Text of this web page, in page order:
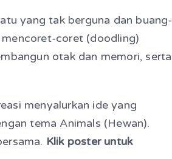
yang tak berguna dan buang-
coret (doodling)
otak dan memori, serta
menyalurkan ide yang
tema Animals (Hewan).
Klik poster untuk